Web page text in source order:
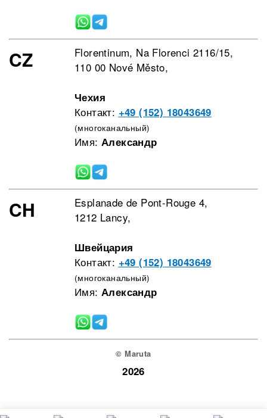
CZ
Florentinum, Na Florenci 2116/15,
110 00 Nové Město,
Чехия
Контакт: +49 (152) 18043649
(многоканальный)
Имя: Александр
CH
Esplanade de Pont-Rouge 4,
1212 Lancy,
Швейцария
Контакт: +49 (152) 18043649
(многоканальный)
Имя: Александр
© Maruta
2026